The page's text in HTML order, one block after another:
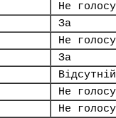
Не
За
Не
За
Відсутній
Не
Не